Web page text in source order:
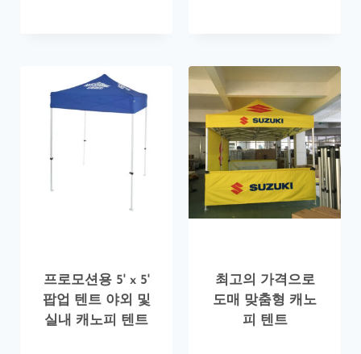
프로모션용 5' x 5'
팝업 텐트 야외 및
실내 캐노피 텐트
최고의 가격으로
도매 맞춤형 캐노
피 텐트